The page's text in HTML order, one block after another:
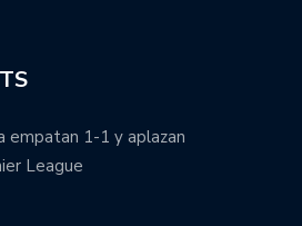
empatan 1-1 y aplazan
League